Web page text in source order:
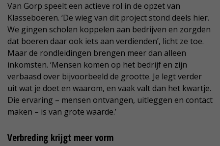
Van Gorp speelt een actieve rol in de opzet van
Klasseboeren. ‘De wieg van dit project stond deels hier.
We gingen scholen koppelen aan bedrijven en zorgden
dat boeren daar ook iets aan verdienden’, licht ze toe.
Maar de rondleidingen brengen meer dan alleen
inkomsten. ‘Mensen komen op het bedrijf en zijn
verbaasd over bijvoorbeeld de grootte. Je legt verder
uit wat je doet en waarom, en vaak valt dan het kwartje.
Die ervaring – mensen ontvangen, uitleggen en contact
maken – is van grote waarde.’
Verbreding krijgt meer vorm